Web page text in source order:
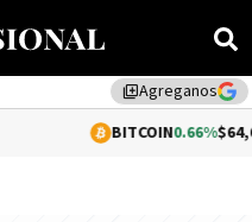
library_addAgreganos
0.66%$64,695.76